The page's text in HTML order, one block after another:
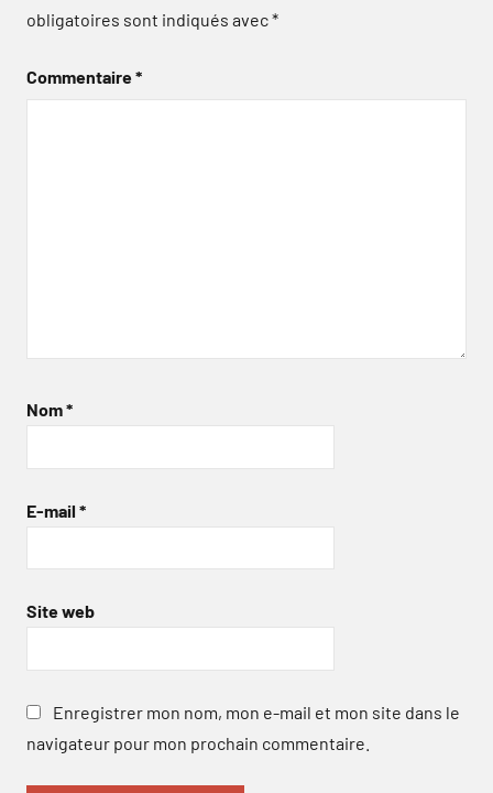
obligatoires sont indiqués avec*
Commentaire*
Nom*
E-mail *
Site web
Enregistrer mon nom, mon e-mail et mon site dans le
navigateur pour mon prochain commentaire.